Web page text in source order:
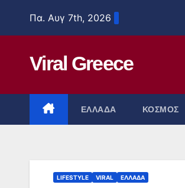
Πα. Αυγ 7th, 2026
Viral Greece
ΕΛΛΑΔΑ ΚΟΣΜΟΣ
LIFESTYLE VIRAL ΕΛΛΑΔΑ